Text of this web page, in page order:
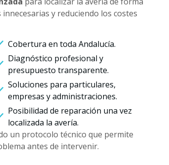
y reduciendo los costes
Cobertura en toda Andalucía.
Diagnóstico profesional y
presupuesto transparente.
Soluciones para particulares,
empresas y administraciones.
Posibilidad de reparación una vez
localizada la avería.
un protocolo técnico que permite
antes de intervenir.